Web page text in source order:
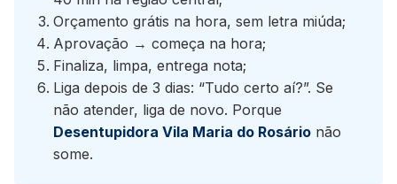
Orçamento grátis na hora, sem letra miúda;
Aprovação → começa na hora;
Finaliza, limpa, entrega nota;
Liga depois de 3 dias: “Tudo certo aí?”. Se
não atender, liga de novo. Porque
Desentupidora Vila Maria do Rosário não
some.